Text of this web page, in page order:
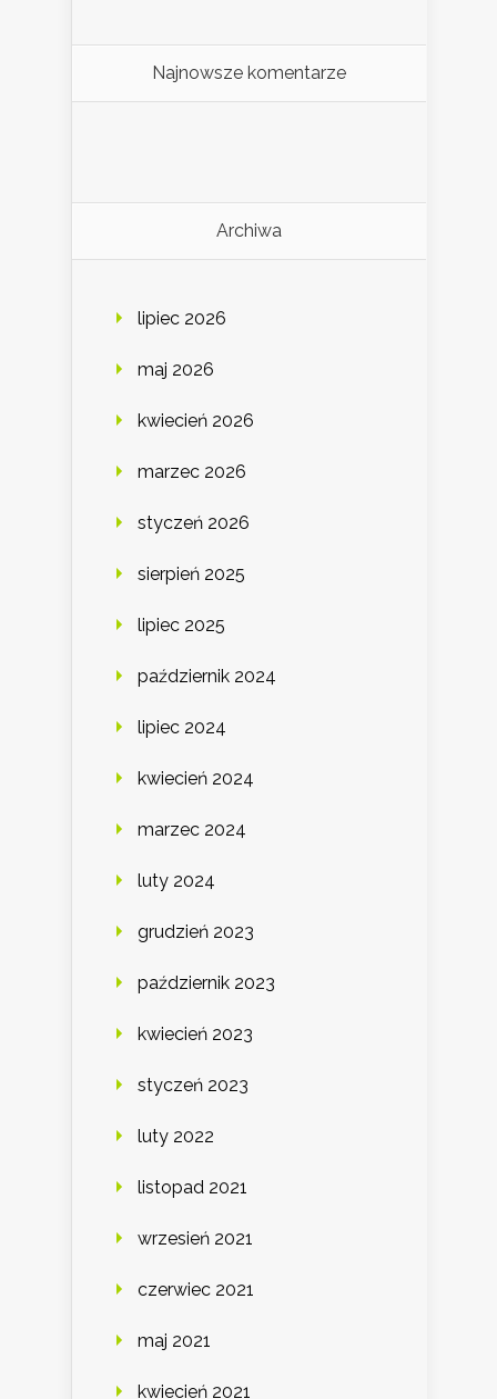
Najnowsze komentarze
Archiwa
lipiec 2026
maj 2026
kwiecień 2026
marzec 2026
styczeń 2026
sierpień 2025
lipiec 2025
październik 2024
lipiec 2024
kwiecień 2024
marzec 2024
luty 2024
grudzień 2023
październik 2023
kwiecień 2023
styczeń 2023
luty 2022
listopad 2021
wrzesień 2021
czerwiec 2021
maj 2021
kwiecień 2021